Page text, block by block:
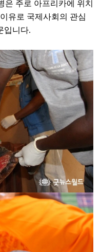
주로 아프리카에 위치
유로 국제사회의 관심
입니다.